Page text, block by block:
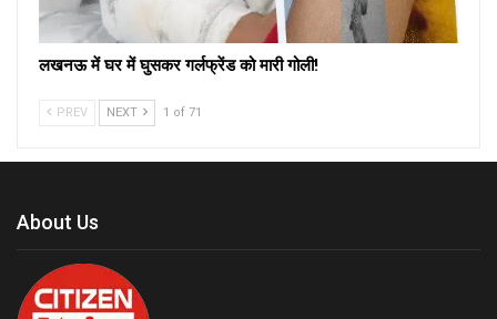
लखनऊ में घर में घुसकर गर्लफ्रेंड को मारी गोली!
PREV NEXT 1 of 71
About Us